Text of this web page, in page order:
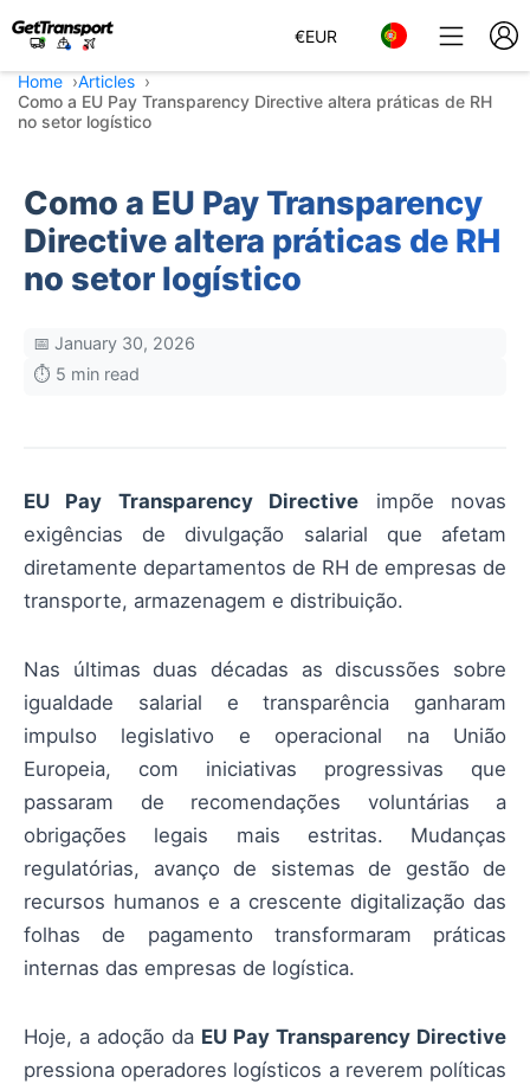
€EUR
Home
Articles
Como a EU Pay Transparency Directive altera práticas de RH
no setor logístico
Como a EU Pay Transparency
Directive altera práticas de RH
no setor logístico
📅 January 30, 2026
⏱️ 5 min read
EU Pay Transparency Directive impõe novas
exigências de divulgação salarial que afetam
diretamente departamentos de RH de empresas de
transporte, armazenagem e distribuição.
Nas últimas duas décadas as discussões sobre
igualdade salarial e transparência ganharam
impulso legislativo e operacional na União
Europeia, com iniciativas progressivas que
passaram de recomendações voluntárias a
obrigações legais mais estritas. Mudanças
regulatórias, avanço de sistemas de gestão de
recursos humanos e a crescente digitalização das
folhas de pagamento transformaram práticas
internas das empresas de logística.
Hoje, a adoção da EU Pay Transparency Directive
pressiona operadores logísticos a reverem políticas